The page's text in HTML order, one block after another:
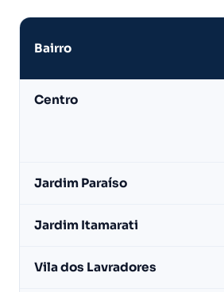
LeadJet
Bairro
Centro
Jardim Paraíso
Jardim Itamarati
Vila dos Lavradores